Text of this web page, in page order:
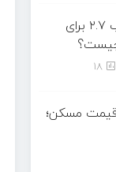
ماجرای اعمال ضریب ۲.۷ برای
چیست؟
18
قیمت مسکن؛